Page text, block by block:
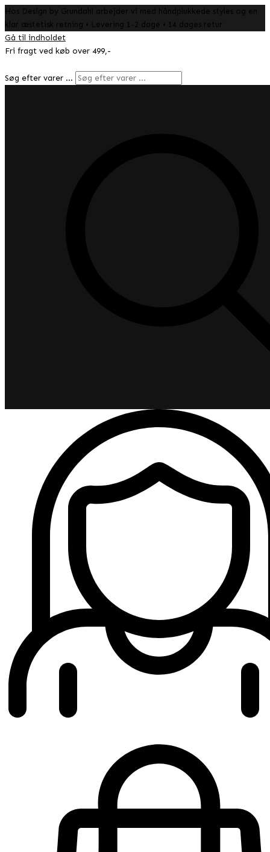
Hos Design by Grundahl arbejder vi med håndplukkede styles og en
klar æstetisk retning • Levering 1-2 dage • 14 dages retur
Gå til indholdet
Fri fragt ved køb over 499,-
Søg efter varer …